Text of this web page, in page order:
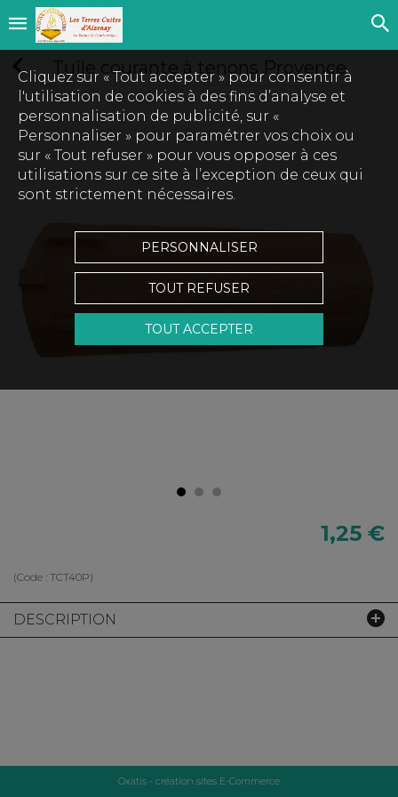
Tuile courante à tenons Provence
1,25 €
(Code : TCT40P)
DESCRIPTION
Cliquez sur « Tout accepter » pour consentir à
l'utilisation de cookies à des fins d’analyse et
personnalisation de publicité, sur «
Personnaliser » pour paramétrer vos choix ou
sur « Tout refuser » pour vous opposer à ces
utilisations sur ce site à l’exception de ceux qui
sont strictement nécessaires.
PERSONNALISER
TOUT REFUSER
TOUT ACCEPTER
Oxatis - création sites E-Commerce